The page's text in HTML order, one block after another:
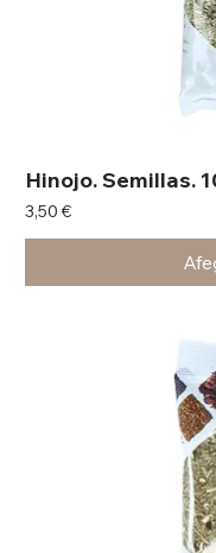
Hinojo. Semillas.
Preu
3,50 €